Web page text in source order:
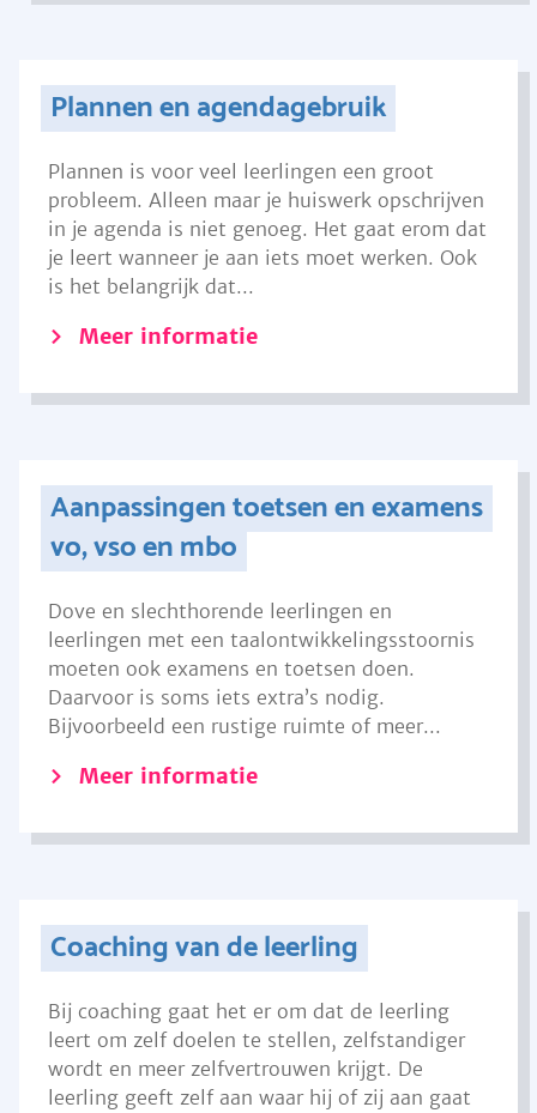
Plannen en agendagebruik
Plannen is voor veel leerlingen een groot
probleem. Alleen maar je huiswerk opschrijven
in je agenda is niet genoeg. Het gaat erom dat
je leert wanneer je aan iets moet werken. Ook
is het belangrijk dat...
Meer informatie
Aanpassingen toetsen en examens
vo, vso en mbo
Dove en slechthorende leerlingen en
leerlingen met een taalontwikkelingsstoornis
moeten ook examens en toetsen doen.
Daarvoor is soms iets extra’s nodig.
Bijvoorbeeld een rustige ruimte of meer...
Meer informatie
Coaching van de leerling
Bij coaching gaat het er om dat de leerling
leert om zelf doelen te stellen, zelfstandiger
wordt en meer zelfvertrouwen krijgt. De
leerling geeft zelf aan waar hij of zij aan gaat